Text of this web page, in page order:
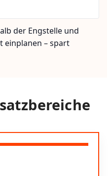
der Engstelle und
einplanen – spart